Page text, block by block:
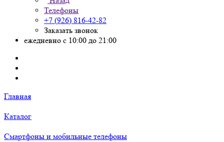
Телефоны
+7 (926) 816-42-82
Заказать звонок
ежедневно с 10:00 до 21:00
Главная
Каталог
Смартфоны и мобильные телефоны